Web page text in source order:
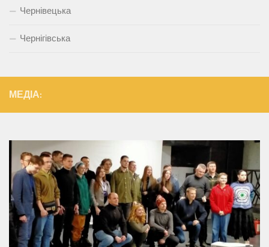
Чернівецька
Чернігівська
МЕДІА: